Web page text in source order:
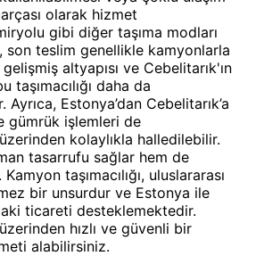
olarak hizmet
gibi diğer taşıma modları
son teslim genellikle kamyonlarla
gelişmiş altyapısı ve Cebelitarık'ın
taşımacılığı daha da
Ayrıca, Estonya’dan Cebelitarık’a
gümrük işlemleri de
kolaylıkla halledilebilir.
tasarrufu sağlar hem de
taşımacılığı, uluslararası
bir unsurdur ve Estonya ile
ticareti desteklemektedir.
hızlı ve güvenli bir
alabilirsiniz.